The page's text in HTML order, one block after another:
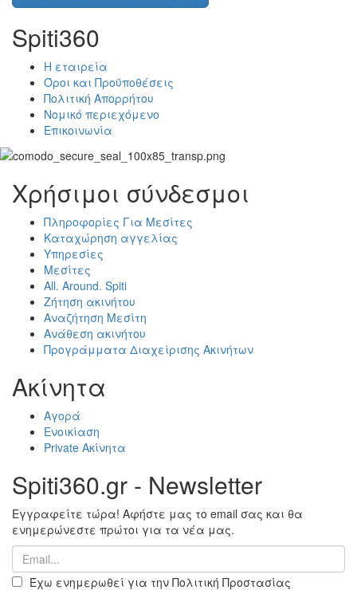
Spiti360
Η εταιρεία
Όροι και Προϋποθέσεις
Πολιτική Απορρήτου
Νομικό περιεχόμενο
Επικοινωνία
Χρήσιμοι σύνδεσμοι
Πληροφορίες Για Μεσίτες
Καταχώρηση αγγελίας
Υπηρεσίες
Μεσίτες
All. Around. Spiti
Ζήτηση ακινήτου
Αναζήτηση Μεσίτη
Ανάθεση ακινήτου
Προγράμματα Διαχείρισης Ακινήτων
Ακίνητα
Αγορά
Ενοικίαση
Private Ακίνητα
Spiti360.gr - Newsletter
Εγγραφείτε τώρα! Αφήστε μας το email σας και θα
ενημερώνεστε πρώτοι για τα νέα μας.
Έχω ενημερωθεί για την Πολιτική Προστασίας